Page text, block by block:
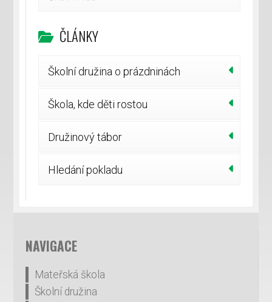
ČLÁNKY
Školní družina o prázdninách
Škola, kde děti rostou
Družinový tábor
Hledání pokladu
NAVIGACE
Mateřská škola
Školní družina